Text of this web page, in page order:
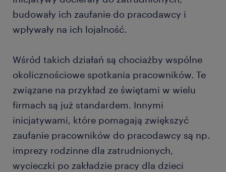
budowały ich zaufanie do pracodawcy i
wpływały na ich lojalność.
Wśród takich działań są chociażby wspólne
okolicznościowe spotkania pracowników. Te
związane na przykład ze świętami w wielu
firmach są już standardem. Innymi
inicjatywami, które pomagają zwiększyć
zaufanie pracowników do pracodawcy są np.
imprezy rodzinne dla zatrudnionych,
wycieczki po zakładzie pracy dla dzieci